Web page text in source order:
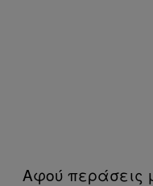
Αφού περάσεις